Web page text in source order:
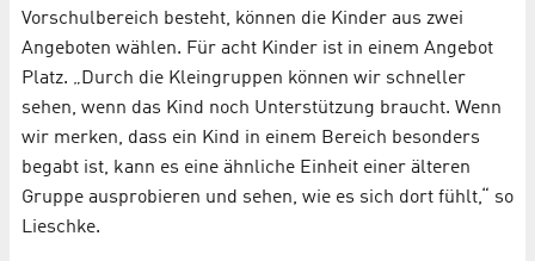
Vorschulbereich besteht, können die Kinder aus zwei
Angeboten wählen. Für acht Kinder ist in einem Angebot
Platz. „Durch die Kleingruppen können wir schneller
sehen, wenn das Kind noch Unterstützung braucht. Wenn
wir merken, dass ein Kind in einem Bereich besonders
begabt ist, kann es eine ähnliche Einheit einer älteren
Gruppe ausprobieren und sehen, wie es sich dort fühlt,“ so
Lieschke.